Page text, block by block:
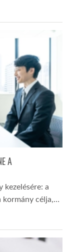
A
kezelésére: a
kormány célja,…